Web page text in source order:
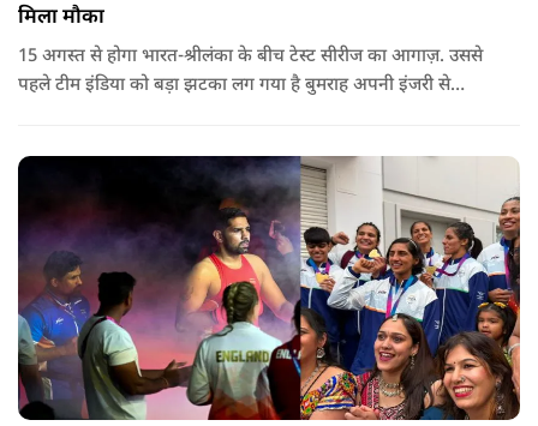
मिला मौका
15 अगस्त से होगा भारत-श्रीलंका के बीच टेस्ट सीरीज का आगाज़. उससे
पहले टीम इंडिया को बड़ा झटका लग गया है बुमराह अपनी इंजरी से